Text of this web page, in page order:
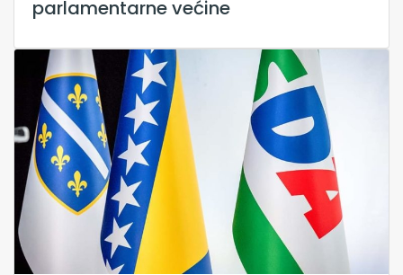
parlamentarne većine